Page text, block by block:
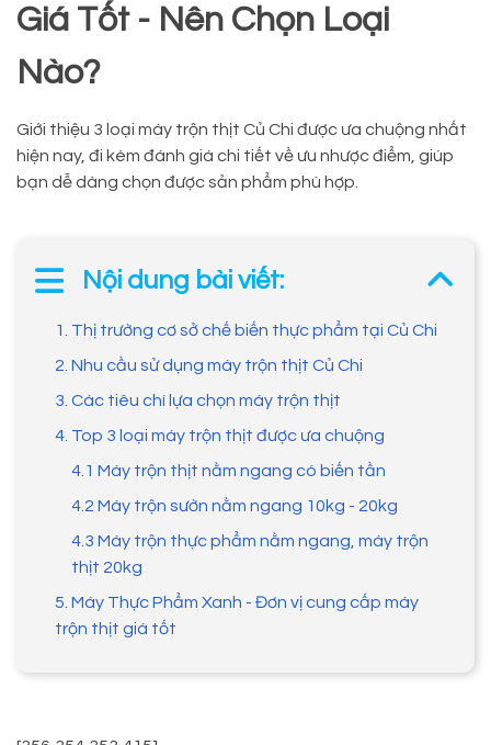
Giá Tốt - Nên Chọn Loại
Nào?
Giới thiệu 3 loại máy trộn thịt Củ Chi được ưa chuộng nhất
hiện nay, đi kèm đánh giá chi tiết về ưu nhược điểm, giúp
bạn dễ dàng chọn được sản phẩm phù hợp.
Nội dung bài viết:
1. Thị trường cơ sở chế biến thực phẩm tại Củ Chi
2. Nhu cầu sử dụng máy trộn thịt Củ Chi
3. Các tiêu chí lựa chọn máy trộn thịt
4. Top 3 loại máy trộn thịt được ưa chuộng
4.1 Máy trộn thịt nằm ngang có biến tần
4.2 Máy trộn sườn nằm ngang 10kg - 20kg
4.3 Máy trộn thực phẩm nằm ngang, máy trộn
thịt 20kg
5. Máy Thực Phẩm Xanh - Đơn vị cung cấp máy
trộn thịt giá tốt